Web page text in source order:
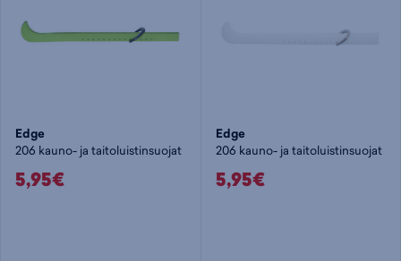
Edge
206 kauno- ja taitoluistinsuojat
5,95€
Edge
206 kauno- ja taitoluistinsuojat
5,95€